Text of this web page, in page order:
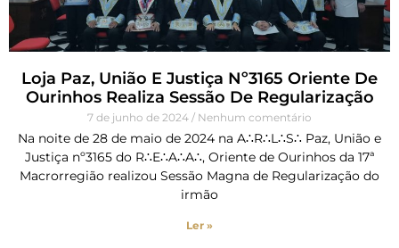
Loja Paz, União E Justiça Nº3165 Oriente De
Ourinhos Realiza Sessão De Regularização
7 de junho de 2024 Nenhum comentário
Na noite de 28 de maio de 2024 na A∴R∴L∴S∴ Paz, União e
Justiça nº3165 do R∴E∴A∴A∴, Oriente de Ourinhos da 17ª
Macrorregião realizou Sessão Magna de Regularização do
irmão
Ler »